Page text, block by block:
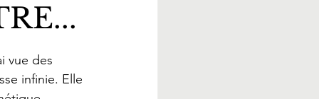
vue des
infinie. Elle